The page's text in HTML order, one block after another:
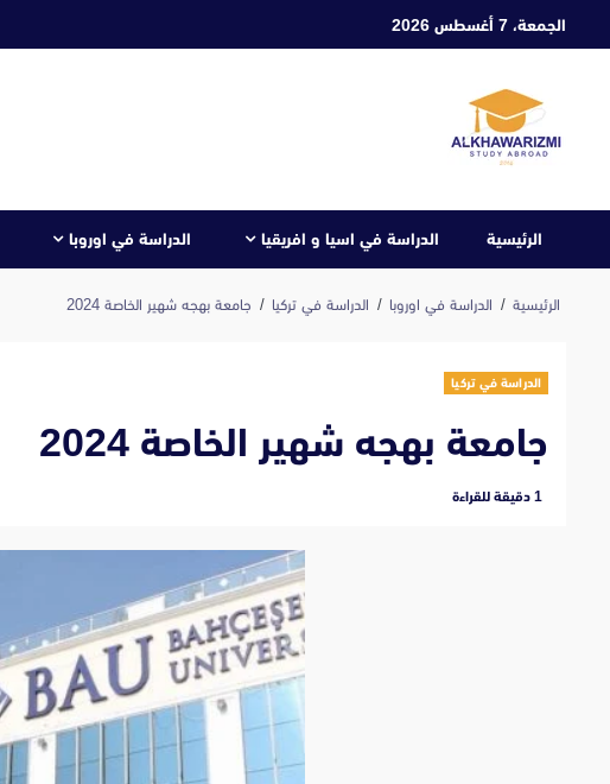
الجمعة، 7 أغسطس 2026
الرئيسية الدراسة في اسيا و افريقيا الدراسة في اوروبا
الرئيسية الدراسة في اوروبا الدراسة في تركيا جامعة بهجه شهير الخاصة 2024
الدراسة في تركيا
جامعة بهجه شهير الخاصة 2024
‫1 دقيقة للقراءة